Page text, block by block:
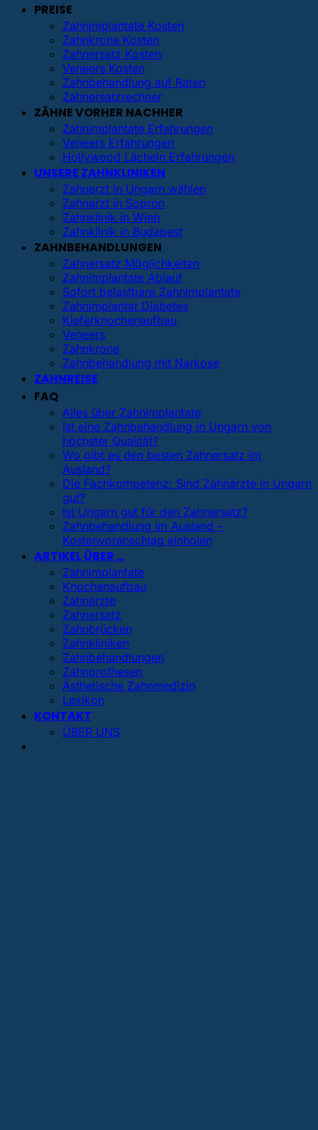
PREISE
Zahnimplantate Kosten
Zahnkrone Kosten
Zahnersatz Kosten
Veneers Kosten
Zahnbehandlung auf Raten
Zahnersatzrechner
ZÄHNE VORHER NACHHER
Zahnimplantate Erfahrungen
Veneers Erfahrungen
Hollywood Lächeln Erfahrungen
UNSERE ZAHNKLINIKEN
Zahnarzt in Ungarn wählen
Zahnarzt in Sopron
Zahnklinik in Wien
Zahnklinik in Budapest
ZAHNBEHANDLUNGEN
Zahnersatz Möglichkeiten
Zahnimplantate Ablauf
Sofort belastbare Zahnimplantate
Zahnimplantat Diabetes
Kieferknochenaufbau
Veneers
Zahnkrone
Zahnbehandlung mit Narkose
ZAHNREISE
FAQ
Alles über Zahnimplantate
Ist eine Zahnbehandlung in Ungarn von
höchster Qualität?
Wo gibt es den besten Zahnersatz im
Ausland?
Die Fachkompetenz: Sind Zahnärzte in Ungarn
gut?
Ist Ungarn gut für den Zahnersatz?
Zahnbehandlung im Ausland –
Kostenvoranschlag einholen
ARTIKEL ÜBER …
Zahnimplantate
Knochenaufbau
Zahnärzte
Zahnersatz
Zahnbrücken
Zahnkliniken
Zahnbehandlungen
Zahnprothesen
Ästhetische Zahnmedizin
Lexikon
KONTAKT
ÜBER UNS